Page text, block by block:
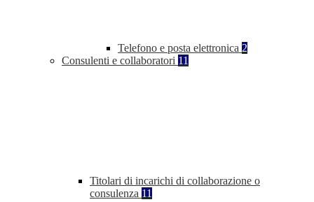
Telefono e posta elettronica 2
Consulenti e collaboratori 11
Titolari di incarichi di collaborazione o
consulenza 11